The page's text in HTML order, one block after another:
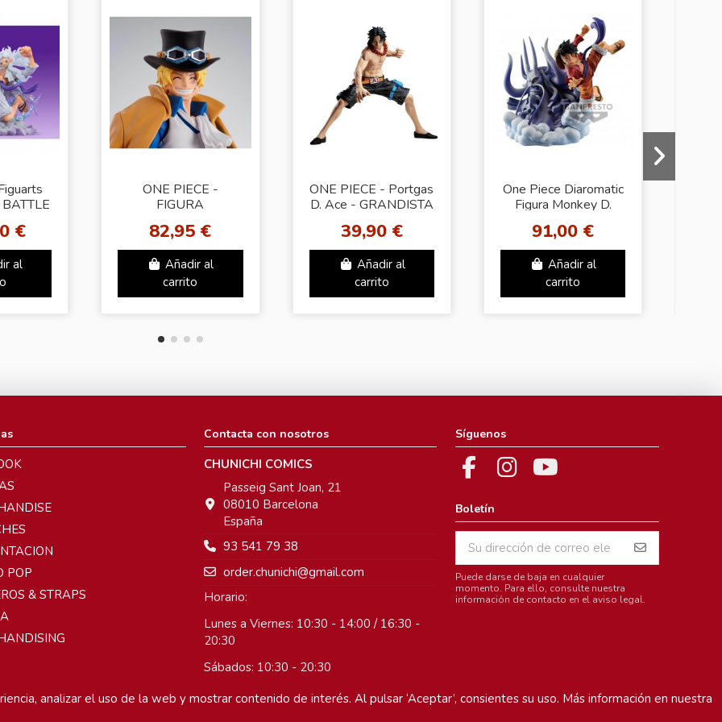
€
al
ONE PIECE -
FIGURA
(REVOLUTIONARY
ARMY STAFF)
82,95 €
Añadir al
carrito
ONE PIECE - Portgas
D. Ace - GRANDISTA
39,90 €
Añadir al
carrito
One Piece Diaromatic
Figura Monkey D.
91,00 €
Añadir al
carrito
POP
& STRAPS
Contacta con nosotros
CHUNICHI COMICS
Passeig Sant Joan, 21
08010 Barcelona
España
93 541 79 38
order.chunichi@gmail.com
Horario:
Lunes a Viernes: 10:30 - 14:00 / 16:30 -
20:30
Sábados: 10:30 - 20:30
Domingos: Cerrado
Síguenos
Boletín
Puede darse de baja en cualquier
momento. Para ello, consulte nuestra
información de contacto en el aviso legal.
analizar el uso de la web y mostrar contenido de interés. Al pulsar ‘Aceptar’, consientes su uso. Más información en nuestra